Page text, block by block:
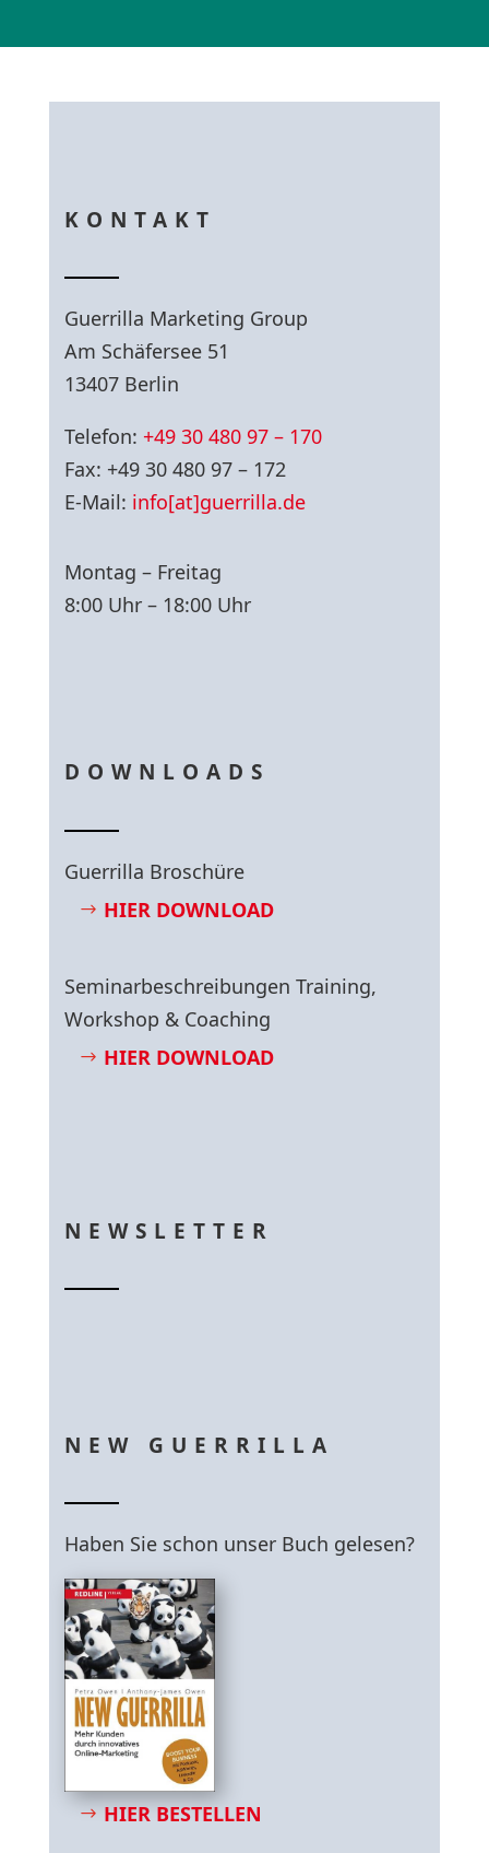
KONTAKT
Guerrilla Marketing Group
Am Schäfersee 51
13407 Berlin
Telefon: +49 30 480 97 – 170
Fax: +49 30 480 97 – 172
E-Mail: info[at]guerrilla.de
Montag – Freitag
8:00 Uhr – 18:00 Uhr
DOWNLOADS
Guerrilla Broschüre
HIER DOWNLOAD
Seminarbeschreibungen Training,
Workshop & Coaching
HIER DOWNLOAD
NEWSLETTER
NEW GUERRILLA
Haben Sie schon unser Buch gelesen?
HIER BESTELLEN